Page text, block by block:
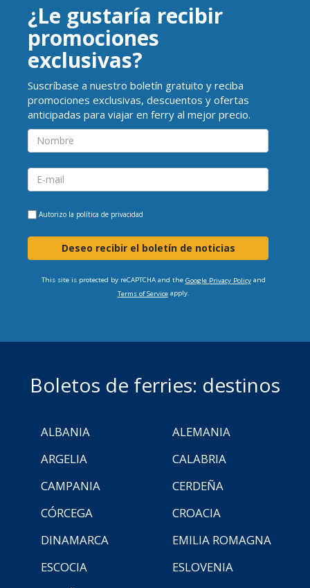
¿Le gustaría recibir
promociones
exclusivas?
Suscríbase a nuestro boletín gratuito y reciba
promociones exclusivas, descuentos y ofertas
anticipadas para viajar en ferry al mejor precio.
Autorizo la política de privacidad
Deseo recibir el boletín de noticias
This site is protected by reCAPTCHA and the Google Privacy Policyand
Terms of Serviceapply.
Boletos de ferries: destinos
ALBANIA
ALEMANIA
ARGELIA
CALABRIA
CAMPANIA
CERDEÑA
CÓRCEGA
CROACIA
DINAMARCA
EMILIA ROMAGNA
ESCOCIA
ESLOVENIA